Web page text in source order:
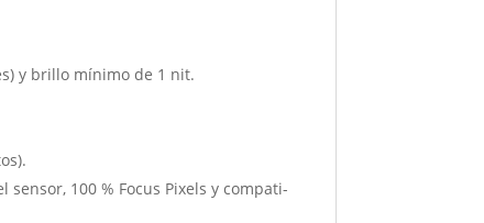
y brillo mínimo de 1 nit.
100 % Focus Pixels y compati­